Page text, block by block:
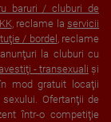
baruri / cluburi de
, reclame la servicii
/ bordel , reclame
la cluburi cu
- transexuali şi
mod gratuit locaţii
Ofertanţii de
într-o competiţie